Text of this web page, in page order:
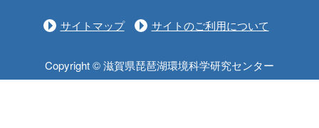
サイトマップ サイトのご利用について
Copyright © 滋賀県琵琶湖環境科学研究センター